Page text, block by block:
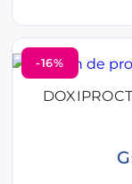
-16%